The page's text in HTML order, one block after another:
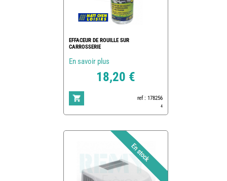
EFFACEUR DE ROUILLE SUR
CARROSSERIE
En savoir plus
18,20 €
ref : 178256
4